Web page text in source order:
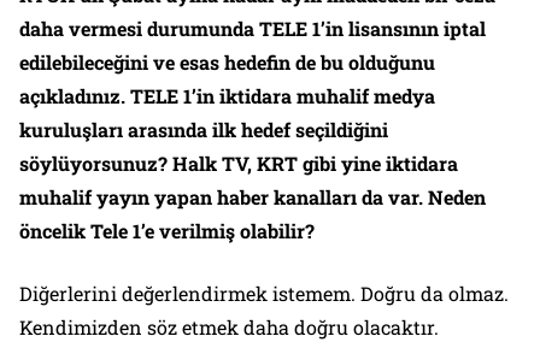
daha vermesi durumunda TELE 1’in lisansının iptal
edilebileceğini ve esas hedefin de bu olduğunu
açıkladınız. TELE 1’in iktidara muhalif medya
kuruluşları arasında ilk hedef seçildiğini
söylüyorsunuz? Halk TV, KRT gibi yine iktidara
muhalif yayın yapan haber kanalları da var. Neden
öncelik Tele 1’e verilmiş olabilir?
Diğerlerini değerlendirmek istemem. Doğru da olmaz.
Kendimizden söz etmek daha doğru olacaktır.